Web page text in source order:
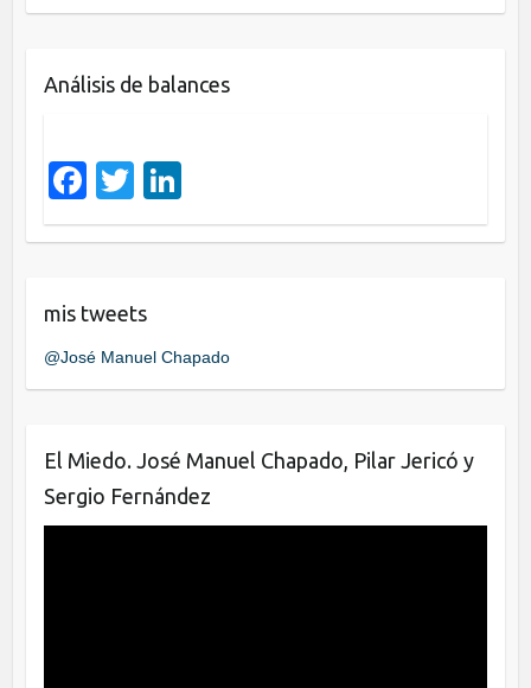
c
e
b
o
k
tt
er
k
dI
Análisis de balances
F
a
c
b
o
k
T
wi
tt
n
k
n
mis tweets
@José Manuel Chapado
El Miedo. José Manuel Chapado, Pilar Jericó y
Sergio Fernández